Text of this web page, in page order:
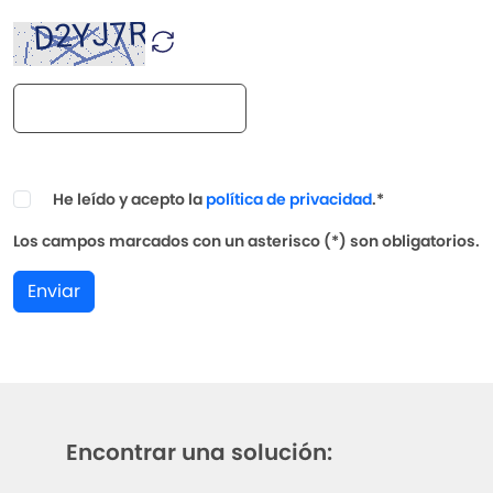
He leído y acepto la política de privacidad.*
Los campos marcados con un asterisco (*) son obligatorios.
Enviar
Encontrar una solución: